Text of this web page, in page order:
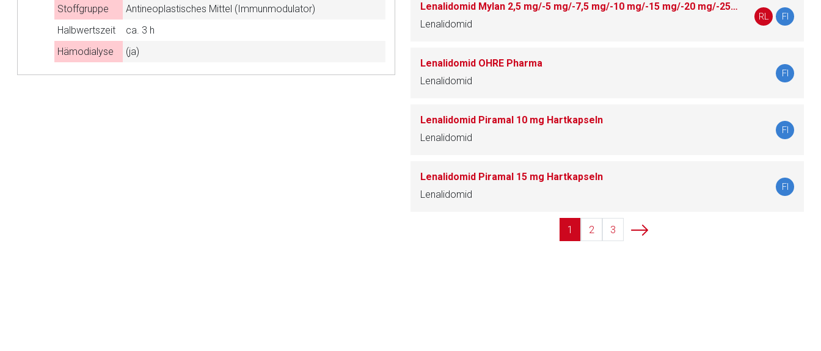
Stoffgruppe
Antineoplastisches Mittel (Immunmodulator)
Halbwertszeit
ca. 3 h
Hämodialyse
(ja)
Lenalidomid Mylan 2,5 mg/-5 mg/-7,5 mg/-10 mg/-15 mg/-20 mg/-25 mg Hartkapseln
Lenalidomid
RL FI
Lenalidomid OHRE Pharma
Lenalidomid
FI
Lenalidomid Piramal 10 mg Hartkapseln
Lenalidomid
FI
Lenalidomid Piramal 15 mg Hartkapseln
Lenalidomid
FI
1 2 3
Der von Ihnen aufgerufene Link öffnet eine externe Web-Seite. Für die Inhalte der externen Web-Seite ist deren